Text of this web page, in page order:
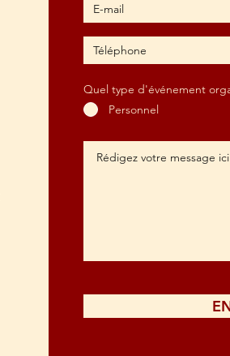
Quel type d'événement
Personnel